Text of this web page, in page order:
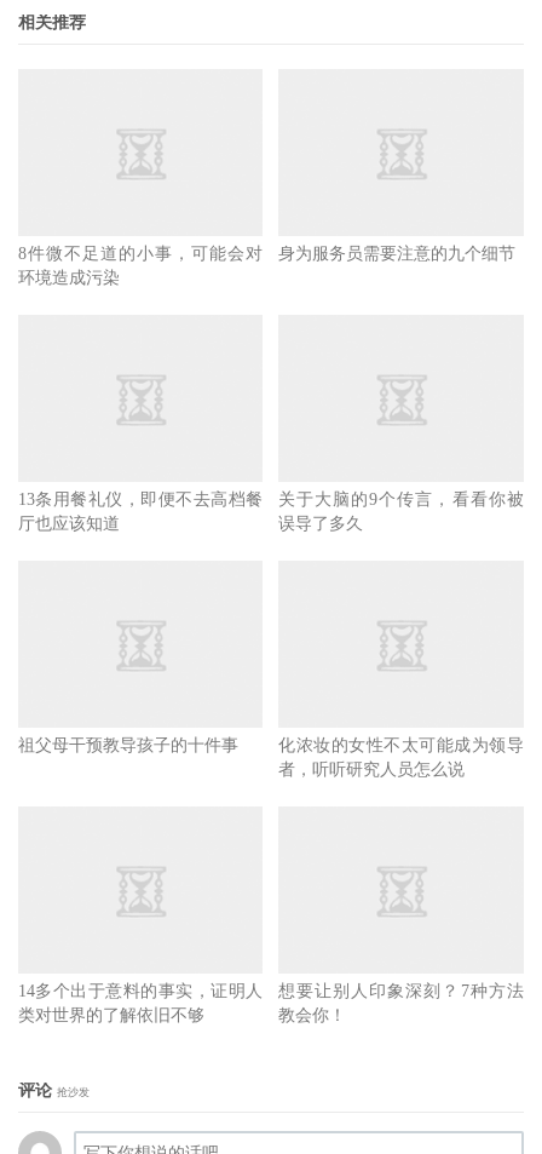
起视力下降、脑膜炎等并发症，最坏的情况是死亡。如果你
6.使用合成的化妆品
是引发癌症。
每天晚上睡觉时，枕头都会吸收皮肤、头发和人体油脂，这
还会使免疫系统减弱，并可能导致脑膜炎和其他脑部感染。
9.吃提前包装好的饭菜
病风险的物质。
以上说的这几点在你的生活中有没有发生呢？艾米觉得喝瓶
装水的童鞋可能比较多吧？如果有的话快点改过来，既环保
相关推荐
8件微不足道的小事，可能会对
环境造成污染
身为服务员需要注意的九个细节
13条用餐礼仪，即便不去高档餐
厅也应该知道
关于大脑的9个传言，看看你被
误导了多久
祖父母干预教导孩子的十件事
化浓妆的女性不太可能成为领导
者，听听研究人员怎么说
14多个出于意料的事实，证明人
类对世界的了解依旧不够
想要让别人印象深刻？7种方法
教会你！
评论 抢沙发